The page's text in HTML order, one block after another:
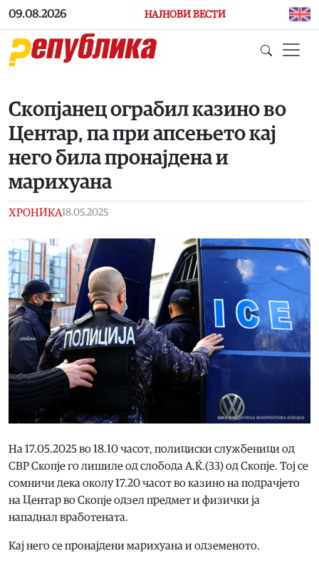
Skip to main content
09.08.2026 НАЈНОВИ ВЕСТИ
Скопјанец ограбил казино во
Центар, па при апсењето кај
него била пронајдена и
марихуана
ХРОНИКА18.05.2025
На 17.05.2025 во 18.10 часот, полициски службеници од
СВР Скопје го лишиле од слобода А.Ќ.(33) од Скопје. Тој се
сомничи дека околу 17.20 часот во казино на подрачјето
на Центар во Скопје одзел предмет и физички ја
нападнал вработената.
Кај него се пронајдени марихуана и одземеното.